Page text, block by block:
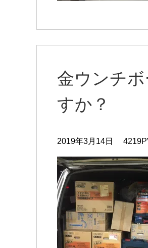
金ウンチ
すか？
2019年3月14日